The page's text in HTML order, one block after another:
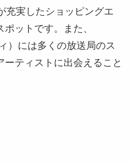
充実したショッピングエ
ットです。また、
）には多くの放送局のス
ーティストに出会えること